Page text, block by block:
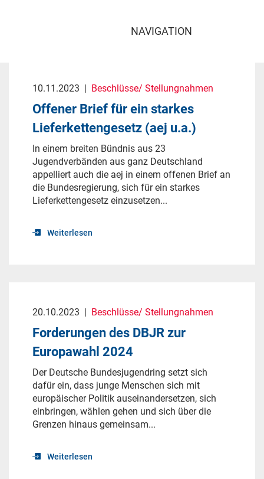
NAVIGATION
10.11.2023 | Beschlüsse/ Stellungnahmen
Offener Brief für ein starkes
Lieferkettengesetz (aej u.a.)
In einem breiten Bündnis aus 23
Jugendverbänden aus ganz Deutschland
appelliert auch die aej in einem offenen Brief an
die Bundesregierung, sich für ein starkes
Lieferkettengesetz einzusetzen...
Weiterlesen
20.10.2023 | Beschlüsse/ Stellungnahmen
Forderungen des DBJR zur
Europawahl 2024
Der Deutsche Bundesjugendring setzt sich
dafür ein, dass junge Menschen sich mit
europäischer Politik auseinandersetzen, sich
einbringen, wählen gehen und sich über die
Grenzen hinaus gemeinsam...
Weiterlesen